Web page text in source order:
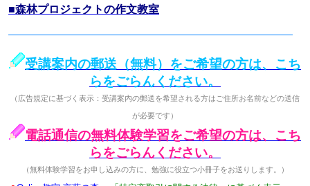
■森林プロジェクトの作文教室
受講案内の郵送（無料）をご希望の方は、こち
らをごらんください。
（広告規定に基づく表示：受講案内の郵送を希望される方はご住所お名前などの送信
が必要です）
電話通信の無料体験学習をご希望の方は、こち
らをごらんください。
（無料体験学習をお申し込みの方に、勉強に役立つ小冊子をお送りします。）